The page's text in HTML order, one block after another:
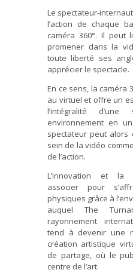
Le spectateur-
l’action de chaque
caméra 360°. Il peut
promener dans la
toute liberté ses
apprécier le spectacle.
En ce sens, la caméra
au virtuel et offre un
l’intégralité
environnement en
spectateur peut alors
sein de la vidéo
de l’action.
L’innovation et la
associer pour
physiques grâce à
auquel The
rayonnement
tend à devenir une
création artistique
de partage, où le
centre de l’art.